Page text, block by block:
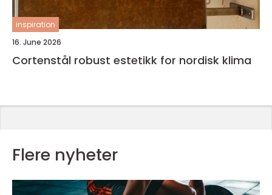
inspiration
16. June 2026
Cortenstål robust estetikk for nordisk klima
Flere nyheter